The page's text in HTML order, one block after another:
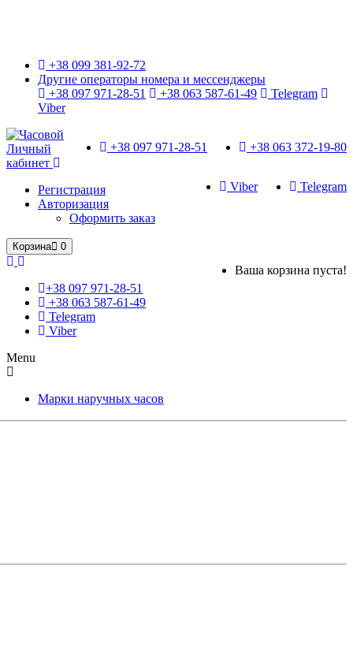
+38 099 381-92-72
Другие операторы номера и мессенджеры
+38 097 971-28-51
+38 063 587-61-49
Telegram
Viber
+38 063 372-19-80
+38 097 971-28-51
Telegram
Viber
Личный
кабинет
Регистрация
Авторизация
Оформить заказ
Корзина 0
Ваша корзина пуста!
+38 097 971-28-51
+38 063 587-61-49
Telegram
Viber
Menu
Марки наручных часов